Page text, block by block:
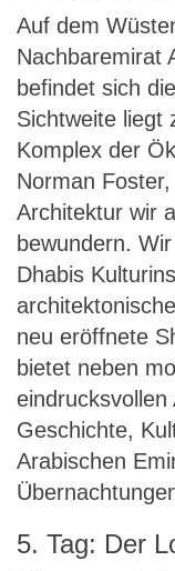
Auf dem
Nachbaremirat
befindet sich
Sichtweite liegt
Komplex der
Norman
Architektur wir
bewundern.
Dhabis
neu eröffnete
bietet neben
eindrucksvollen
Geschichte,
Arabischen
5. Tag: Der